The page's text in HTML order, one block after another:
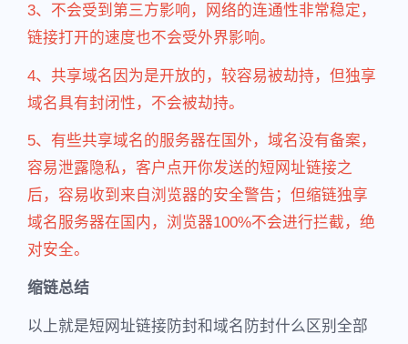
3、不会受到第三方影响，网络的连通性非常稳定，
链接打开的速度也不会受外界影响。
4、共享域名因为是开放的，较容易被劫持，但独享
域名具有封闭性，不会被劫持。
5、有些共享域名的服务器在国外，域名没有备案，
容易泄露隐私，客户点开你发送的短网址链接之
后，容易收到来自浏览器的安全警告；但缩链独享
域名服务器在国内，浏览器100%不会进行拦截，绝
对安全。
缩链总结
以上就是短网址链接防封和域名防封什么区别全部